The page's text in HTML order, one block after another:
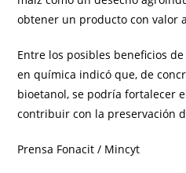
obtener un producto con valor
Entre los posibles beneficios
en química indicó que, de
bioetanol, se podría fortalecer
contribuir con la preservación
Prensa Fonacit / Mincyt